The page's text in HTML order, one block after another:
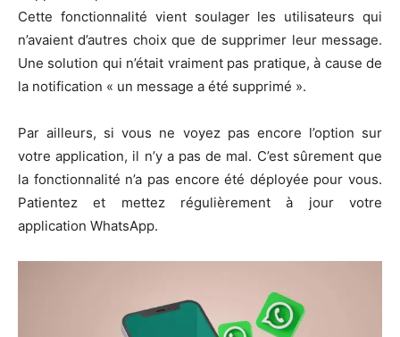
Cette fonctionnalité vient soulager les utilisateurs qui
n’avaient d’autres choix que de supprimer leur message.
Une solution qui n’était vraiment pas pratique, à cause de
la notification « un message a été supprimé ».
Par ailleurs, si vous ne voyez pas encore l’option sur
votre application, il n’y a pas de mal. C’est sûrement que
la fonctionnalité n’a pas encore été déployée pour vous.
Patientez et mettez régulièrement à jour votre
application WhatsApp.